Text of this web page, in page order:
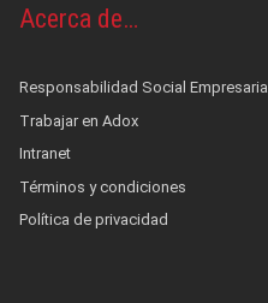
Acerca de…
Responsabilidad Social Empresaria
Trabajar en Adox
Intranet
Términos y condiciones
Política de privacidad